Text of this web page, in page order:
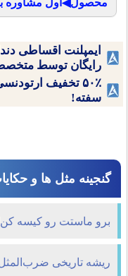
محصول◀اول مشاوره
ایمپلنت اقساطی
رایگان توسط
۵۰٪ تخفیف
سفته!
گنجینه مثل ها و
برو ماستت رو کیسه
ریشه تاریخی ضرب‌المثل